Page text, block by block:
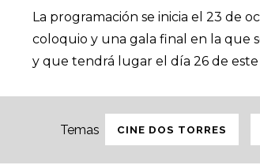
La programación se inicia el 23 de
coloquio y una gala final en la que
y que tendrá lugar el día 26 de este
CINE DOS TORRES